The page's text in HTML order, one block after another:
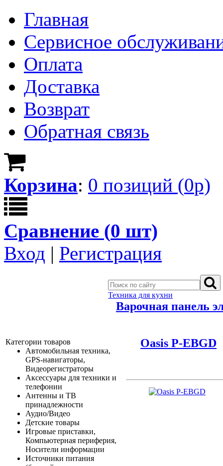
Главная
Сервисное
Оплата
Доставка
Возврат
Обратная связь
Корзина: 0 позиций (0р)
Сравнение (0 шт)
Вход | Регистрация
Категории товаров
Автомобильная техника,
GPS-навигаторы,
Видеорегистраторы
Аксессуары для техники и
телефонии
Антенны и ТВ
принадлежности
Аудио/Видео
Детские товары
Игровые приставки,
Компьютерная периферия,
Носители информации
Источники питания
Техника для кухни
Варочная панель
Oasis P-EBGD